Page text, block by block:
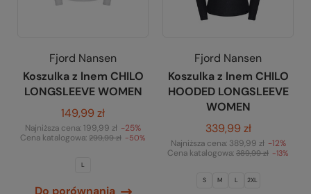
Fjord Nansen
Koszulka z lnem CHILO
LONGSLEEVE WOMEN
149,99 zł
Najniższa cena:199,99 zł -25%
Cena katalogowa: 299,99 zł -50%
L
Do porównania
Fjord Nansen
Koszulka z lnem CHILO
HOODED LONGSLEEVE
WOMEN
339,99 zł
Najniższa cena: 389,99 zł -12%
Cena katalogowa: 389,99 zł -13%
S M L 2XL